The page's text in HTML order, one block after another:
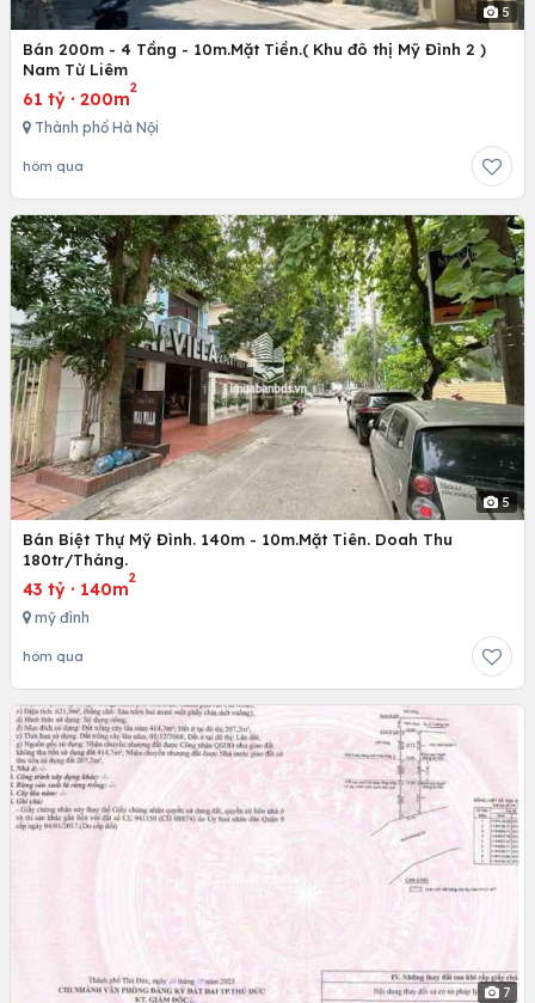
5
Bán 200m - 4 Tầng - 10m.Mặt Tiền.( Khu đô thị Mỹ Đình 2 )
Nam Từ Liêm
61 tỷ · 200m
2
Thành phố Hà Nội
hôm qua
5
Bán Biệt Thự Mỹ Đình. 140m - 10m.Mặt Tiên. Doah Thu
180tr/Tháng.
43 tỷ · 140m
2
mỹ đình
hôm qua
7